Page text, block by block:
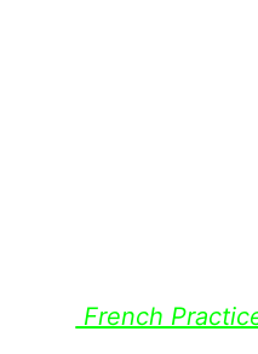
French